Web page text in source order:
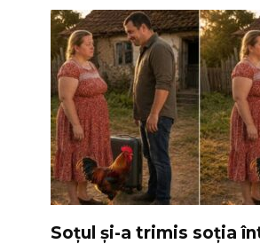
Soțul și-a trimis soția